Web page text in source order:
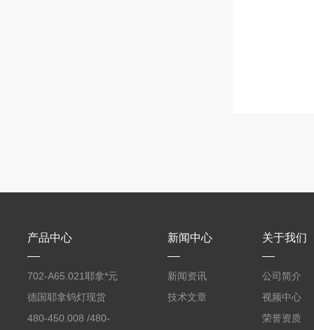
产品中心
702-A65.021耶拿*元
素分析仪反应罐
德国耶拿钨灯现货
480-450.008 /480-
新闻中心
新闻资讯
技术文章
关于我们
公司简介
视频中心
荣誉资质